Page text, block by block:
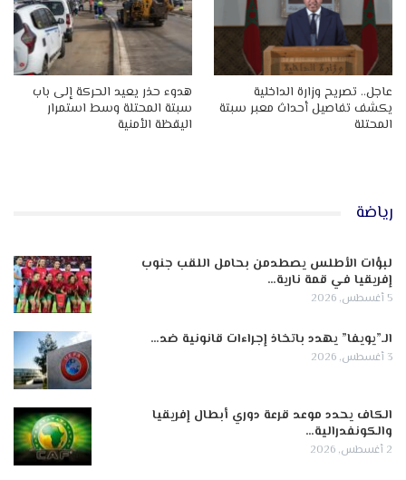
عاجل.. تصريح وزارة الداخلية
يكشف تفاصيل أحداث معبر سبتة
المحتلة
هدوء حذر يعيد الحركة إلى باب
سبتة المحتلة وسط استمرار
اليقظة الأمنية
رياضة
لبؤات الأطلس يصطدمن بحامل اللقب جنوب
إفريقيا في قمة نارية…
5 أغسطس, 2026
الـ”يويفا” يهدد باتخاذ إجراءات قانونية ضد…
3 أغسطس, 2026
الكاف يحدد موعد قرعة دوري أبطال إفريقيا
والكونفدرالية…
2 أغسطس, 2026